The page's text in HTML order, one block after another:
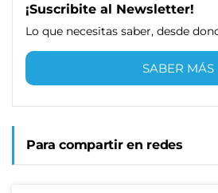
¡Suscribite al Newsletter!
Lo que necesitas saber, desde
SABER MÁS
Para compartir en redes